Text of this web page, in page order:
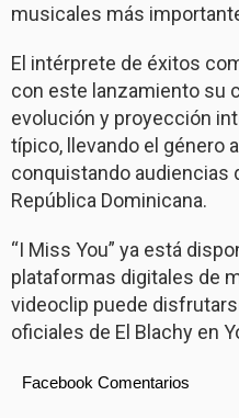
musicales más
El intérprete de éxitos
con este lanzamiento su
evolución y proyección
típico, llevando el género
conquistando audiencias
República Dominicana.
“I Miss You” ya está
plataformas digitales de
videoclip puede
oficiales de El Blachy en
Facebook Comentarios